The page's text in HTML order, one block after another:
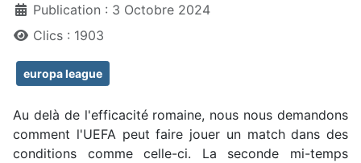
Publication : 3 Octobre 2024
Clics : 1903
europa league
Au delà de l'efficacité romaine, nous nous demandons
comment l'UEFA peut faire jouer un match dans des
conditions comme celle-ci. La seconde mi-temps